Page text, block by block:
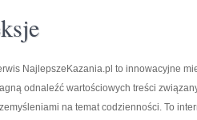
NajlepszeKazania.pl to innowacyjne
odnaleźć wartościowych treści
na temat codzienności. To